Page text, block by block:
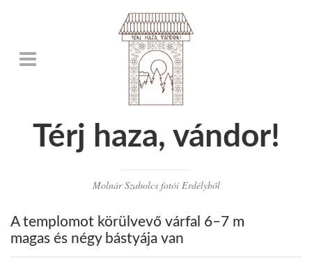
Térj haza, vándor!
Molnár Szabolcs fotói Erdélyből
A templomot körülvevő várfal 6–7 m
magas és négy bástyája van